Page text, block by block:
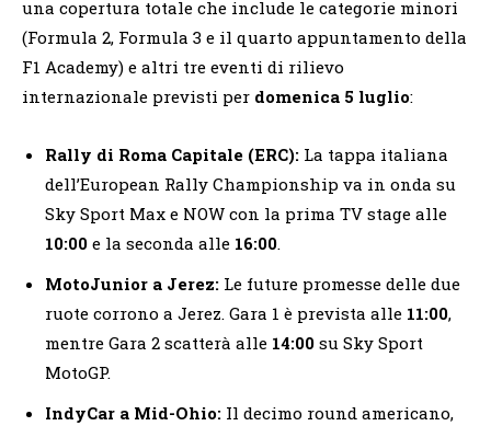
una copertura totale che include le categorie minori
(Formula 2, Formula 3 e il quarto appuntamento della
F1 Academy) e altri tre eventi di rilievo
internazionale previsti per domenica 5 luglio:
Rally di Roma Capitale (ERC): La tappa italiana
dell’European Rally Championship va in onda su
Sky Sport Max e NOW con la prima TV stage alle
10:00 e la seconda alle 16:00.
MotoJunior a Jerez: Le future promesse delle due
ruote corrono a Jerez. Gara 1 è prevista alle 11:00,
mentre Gara 2 scatterà alle 14:00 su Sky Sport
MotoGP.
IndyCar a Mid-Ohio: Il decimo round americano,